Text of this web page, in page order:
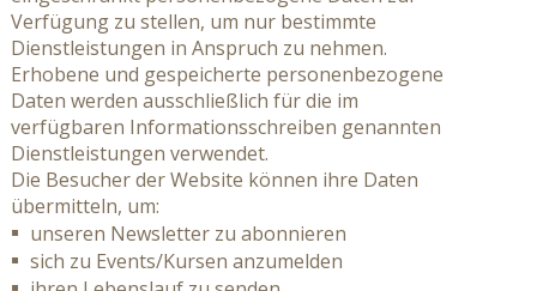
Verfügung zu stellen, um nur bestimmte
Dienstleistungen in Anspruch zu nehmen.
Erhobene und gespeicherte personenbezogene
Daten werden ausschließlich für die im
verfügbaren Informationsschreiben genannten
Dienstleistungen verwendet.
Die Besucher der Website können ihre Daten
übermitteln, um:
unseren Newsletter zu abonnieren
sich zu Events/Kursen anzumelden